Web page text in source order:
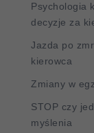
Psychologia
decyzje za
Jazda po
kierowca
Zmiany w
STOP czy
myślenia